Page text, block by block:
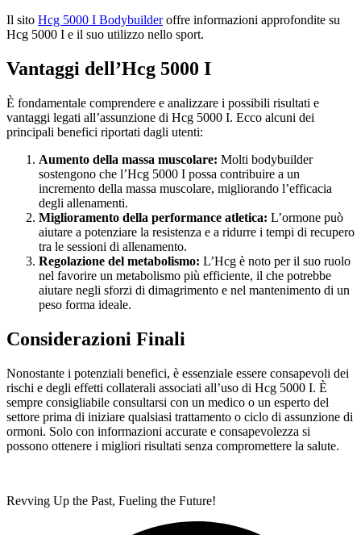
Il sito Hcg 5000 I Bodybuilderoffre informazioni approfondite su
Hcg 5000 I e il suo utilizzo nello sport.
Vantaggi dell’Hcg 5000 I
È fondamentale comprendere e analizzare i possibili risultati e
vantaggi legati all’assunzione di Hcg 5000 I. Ecco alcuni dei
principali benefici riportati dagli utenti:
Aumento della massa muscolare: Molti bodybuilder
sostengono che l’Hcg 5000 I possa contribuire a un
incremento della massa muscolare, migliorando l’efficacia
degli allenamenti.
Miglioramento della performance atletica: L’ormone può
aiutare a potenziare la resistenza e a ridurre i tempi di recupero
tra le sessioni di allenamento.
Regolazione del metabolismo: L’Hcg è noto per il suo ruolo
nel favorire un metabolismo più efficiente, il che potrebbe
aiutare negli sforzi di dimagrimento e nel mantenimento di un
peso forma ideale.
Considerazioni Finali
Nonostante i potenziali benefici, è essenziale essere consapevoli dei
rischi e degli effetti collaterali associati all’uso di Hcg 5000 I. È
sempre consigliabile consultarsi con un medico o un esperto del
settore prima di iniziare qualsiasi trattamento o ciclo di assunzione di
ormoni. Solo con informazioni accurate e consapevolezza si
possono ottenere i migliori risultati senza compromettere la salute.
Revving Up the Past, Fueling the Future!